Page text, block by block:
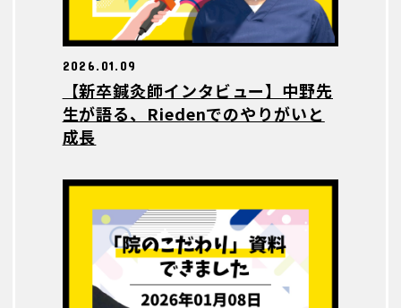
2026.01.09
【新卒鍼灸師インタビュー】中野先
生が語る、Riedenでのやりがいと
成長